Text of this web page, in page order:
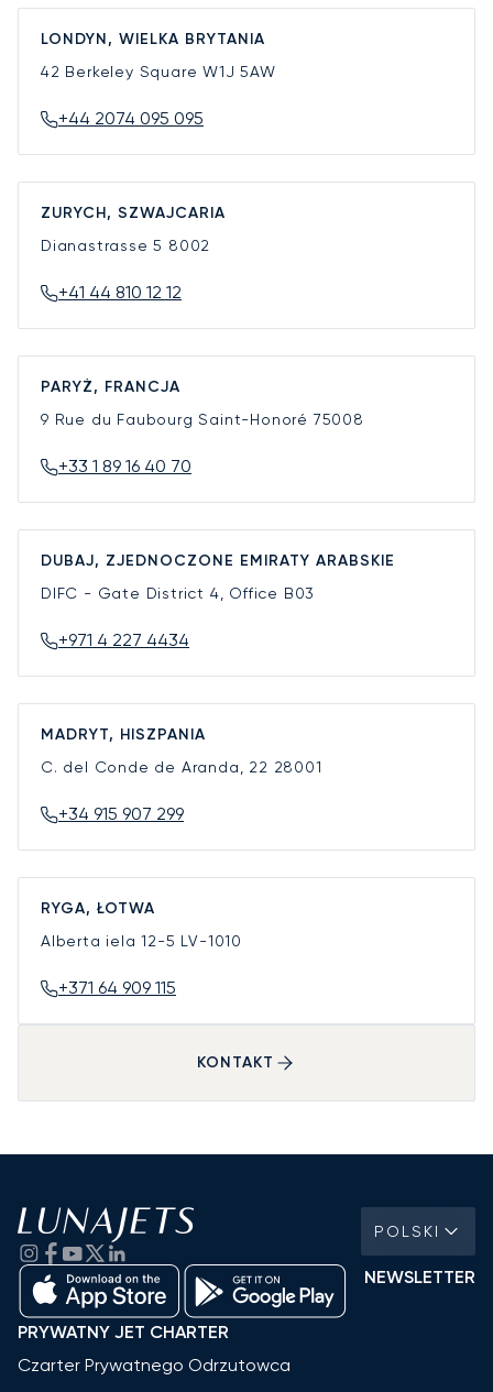
LONDYN, WIELKA BRYTANIA
42 Berkeley SquareW1J 5AW
+44 2074 095 095
ZURYCH, SZWAJCARIA
Dianastrasse 5 8002
+41 44 810 12 12
PARYŻ, FRANCJA
9 Rue du Faubourg Saint-Honoré 75008
+33 1 89 16 40 70
DUBAJ, ZJEDNOCZONE EMIRATY ARABSKIE
DIFC - Gate District 4, Office B03
+971 4 227 4434
MADRYT, HISZPANIA
C. del Conde de Aranda, 22 28001
+34 915 907 299
RYGA, ŁOTWA
Alberta iela 12-5 LV-1010
+371 64 909 115
KONTAKT
POLSKI
NEWSLETTER
PRYWATNY JET CHARTER
Czarter Prywatnego Odrzutowca